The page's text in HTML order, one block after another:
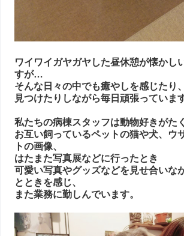
ワイワイガヤガヤした昼休憩が懐かし
すが…
そんな日々の中でも癒やしを感じたり、
見つけたりしながら毎日頑張っていま
私たちの病棟スタッフは動物好きがた
お互い飼っているペットの猫や犬、ウ
トの画像、
はたまた写真展などに行ったとき
可愛い写真やグッズなどを見せ合いな
とときを感じ、
また業務に勤しんでいます。